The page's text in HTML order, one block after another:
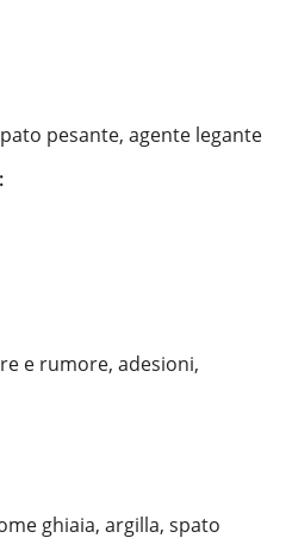
pesante, agente legante
e rumore, adesioni,
ghiaia, argilla, spato